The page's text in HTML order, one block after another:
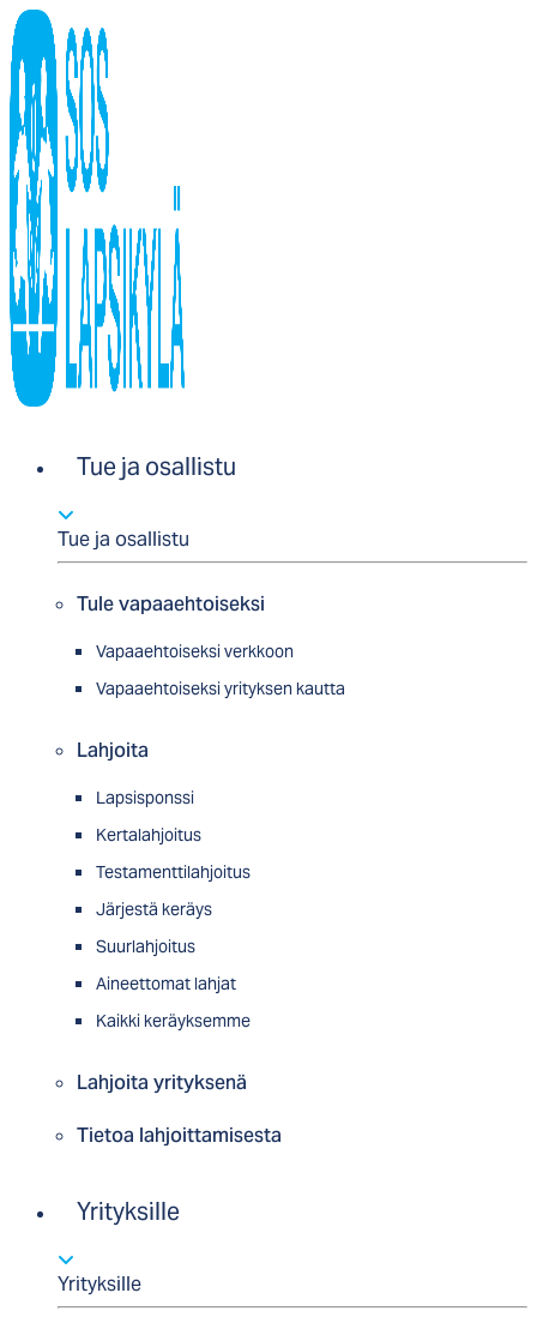
Tue ja osallistu
Tue ja osallistu
Tule vapaaehtoiseksi
Vapaaehtoiseksi verkkoon
Vapaaehtoiseksi yrityksen kautta
Lahjoita
Lapsisponssi
Kertalahjoitus
Testamenttilahjoitus
Järjestä keräys
Suurlahjoitus
Aineettomat lahjat
Kaikki keräyksemme
Lahjoita yrityksenä
Tietoa lahjoittamisesta
Yrityksille
Yrityksille